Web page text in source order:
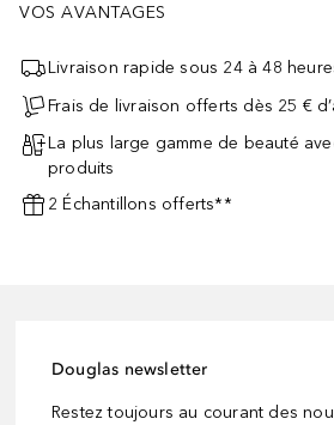
VOS AVANTAGES
Livraison rapide sous 24 à 48
Frais de livraison offerts dès 25 €
La plus large gamme de beauté
produits
2 Échantillons offerts**
Douglas newsletter
Restez toujours au courant des